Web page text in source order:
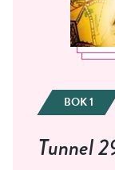
BOK 1
Tunnel